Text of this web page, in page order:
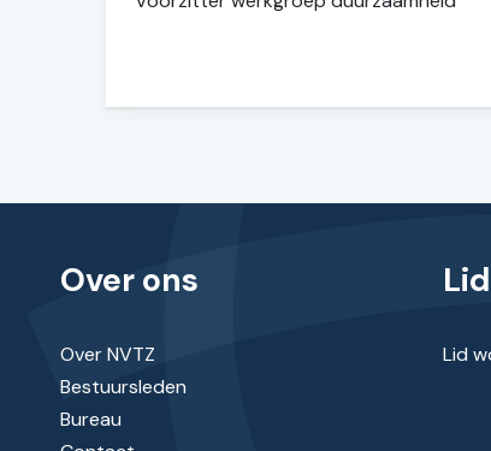
Over ons
Over NVTZ
Bestuursleden
Bureau
Lid